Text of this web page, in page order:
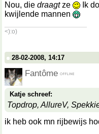
Nou, die draagtze
Ik
kwijlende mannen
<):o)
28-02-2008, 14:17
Fantôme
Katje schreef:
Topdrop, AllureV,
ik heb ook mn rijbewijs